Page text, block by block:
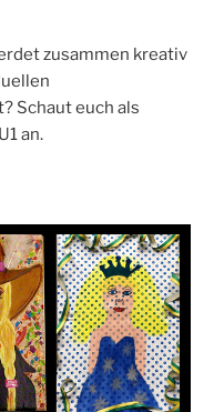
zusammen kreativ
Schaut euch als
an.